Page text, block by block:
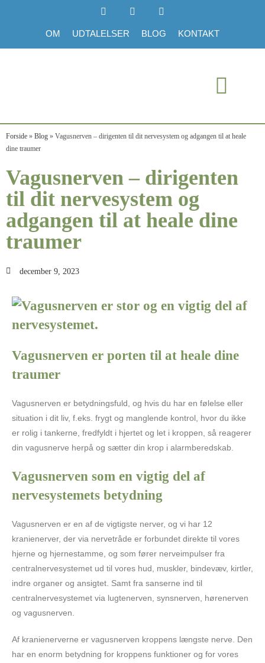
OM UDTALELSER BLOG KONTAKT
Forside » Blog » Vagusnerven – dirigenten til dit nervesystem og adgangen til at heale
dine traumer
Vagusnerven – dirigenten
til dit nervesystem og
adgangen til at heale dine
traumer
december 9, 2023
Vagusnerven er porten til at heale dine
traumer
Vagusnerven er betydningsfuld, og hvis du har en følelse eller
situation i dit liv, f.eks. frygt og manglende kontrol, hvor du ikke
er rolig i tankerne, fredfyldt i hjertet og let i kroppen, så reagerer
din vagusnerve herpå og sætter din krop i alarmberedskab.
Vagusnerven som en vigtig del af
nervesystemets betydning
Vagusnerven er en af de vigtigste nerver, og vi har 12
kranienerver, der via nervetråde er forbundet direkte til vores
hjerne og hjernestamme, og som fører nerveimpulser fra
centralnervesystemet ud til vores hud, muskler, bindevæv, kirtler,
indre organer og ansigtet. Samt fra sanserne ind til
centralnervesystemet via lugtenerven, synsnerven, hørenerven
og vagusnerven.
Af kranienerverne er vagusnerven kroppens længste nerve. Den
har en enorm betydning for kroppens funktioner og for vores